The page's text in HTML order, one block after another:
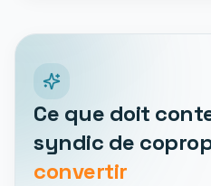
Ce que doit
syndic de
convertir